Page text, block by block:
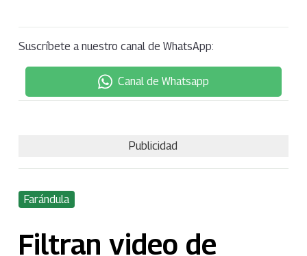
Suscríbete a nuestro canal de WhatsApp:
Canal de Whatsapp
Publicidad
Farándula
Filtran video de